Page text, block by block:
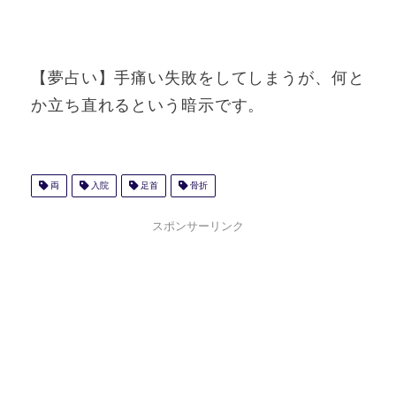
【夢占い】手痛い失敗をしてしまうが、何と
か立ち直れるという暗示です。
両 入院 足首 骨折
スポンサーリンク